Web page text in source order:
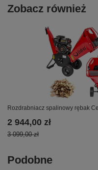
Zobacz również
Rozdrabniacz spalinowy rębak
2 944,00 zł
3 099,00 zł
Podobne